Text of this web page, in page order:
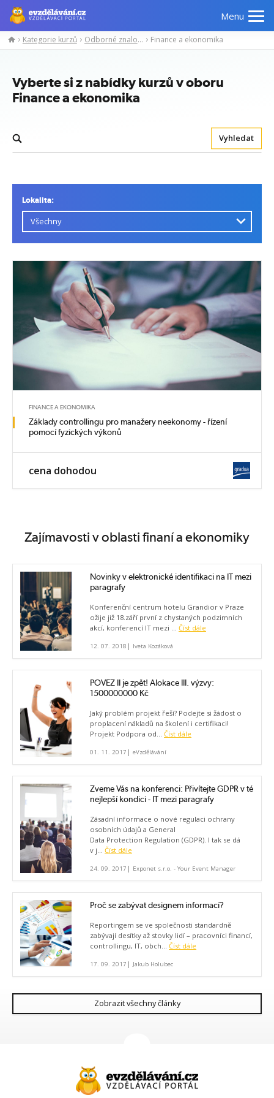
Menu
Kategorie kurzů Odborné znalosti Finance a ekonomika
Vyberte si z nabídky kurzů v oboru
Finance a ekonomika
Vyhledat
Lokalita:
FINANCE A EKONOMIKA
Základy controllingu pro manažery neekonomy - řízení
pomocí fyzických výkonů
cena dohodou
Zajímavosti v oblasti finaní a ekonomiky
Novinky v elektronické identifikaci na IT mezi
paragrafy
Konferenční centrum hotelu Grandior v Praze
ožije již 18.září první z chystaných podzimních
akcí, konferencí IT mezi ... Číst dále
12. 07. 2018 | Iveta Kozáková
POVEZ II je zpět! Alokace III. výzvy:
1500000000 Kč
Jaký problém projekt řeší? Podejte si žádost o
proplacení nákladů na školení i certifikaci!
Projekt Podpora od... Číst dále
01. 11. 2017 | eVzdělávání
Zveme Vás na konferenci: Přivítejte GDPR v té
nejlepší kondici - IT mezi paragrafy
Zásadní informace o nové regulaci ochrany
osobních údajů a General
Data Protection Regulation (GDPR). I tak se dá
v j... Číst dále
24. 09. 2017 | Exponet s.r.o. - Your Event Manager
Proč se zabývat designem informací?
Reportingem se ve společnosti standardně
zabývají desítky až stovky lidí – pracovníci financí,
controllingu, IT, obch... Číst dále
17. 09. 2017 | Jakub Holubec
Zobrazit všechny články